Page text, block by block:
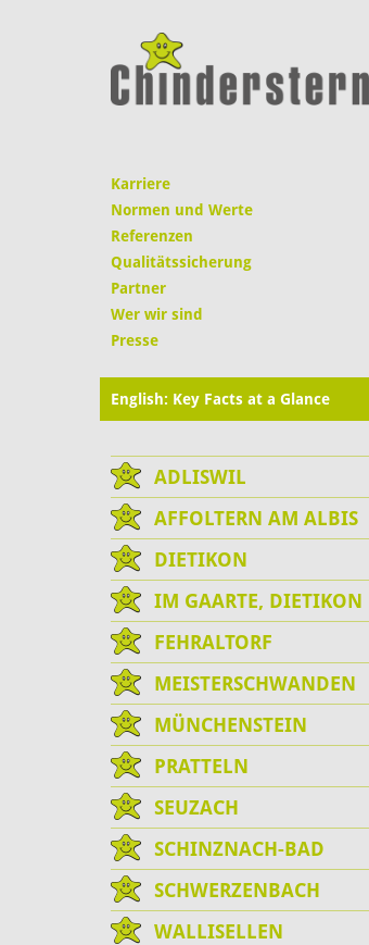
Karriere
Normen und Werte
Referenzen
Qualitätssicherung
Partner
Wer wir sind
Presse
English: Key Facts at a Glance
ADLISWIL
AFFOLTERN AM ALBIS
DIETIKON
IM GAARTE, DIETIKON
FEHRALTORF
MEISTERSCHWANDEN
MÜNCHENSTEIN
PRATTELN
SEUZACH
SCHINZNACH-BAD
SCHWERZENBACH
WALLISELLEN